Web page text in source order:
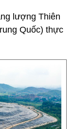
lượng Thiên
Quốc) thực